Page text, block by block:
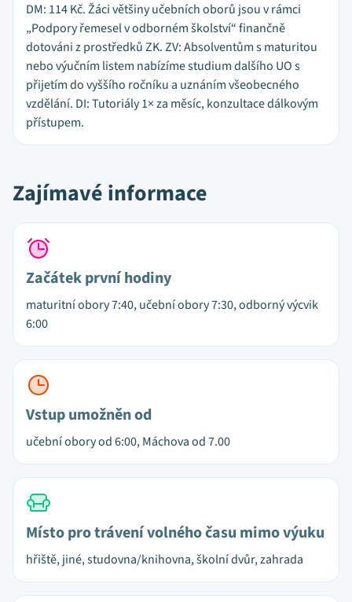
DM: 114 Kč. Žáci většiny učebních oborů jsou v rámci
„Podpory řemesel v odborném školství“ finančně
dotováni z prostředků ZK. ZV: Absolventům s maturitou
nebo výučním listem nabízíme studium dalšího UO s
přijetím do vyššího ročníku a uznáním všeobecného
vzdělání. DI: Tutoriály 1× za měsíc, konzultace dálkovým
přístupem.
Zajímavé informace
Začátek první hodiny
maturitní obory 7:40, učební obory 7:30, odborný výcvik
6:00
Vstup umožněn od
učební obory od 6:00, Máchova od 7.00
Místo pro trávení volného času mimo výuku
hřiště, jiné, studovna/knihovna, školní dvůr, zahrada